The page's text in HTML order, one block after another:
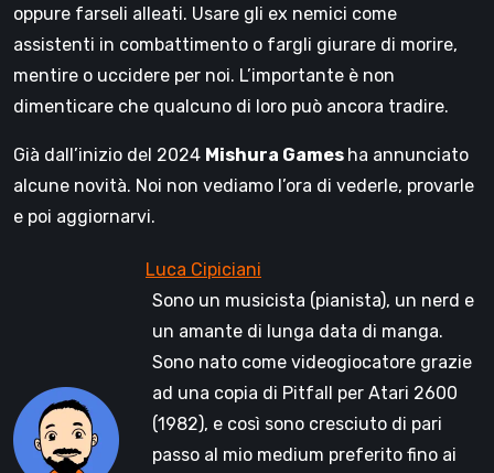
oppure farseli alleati. Usare gli ex nemici come
assistenti in combattimento o fargli giurare di morire,
mentire o uccidere per noi. L’importante è non
dimenticare che qualcuno di loro può ancora tradire.
Già dall’inizio del 2024 Mishura Games ha annunciato
alcune novità. Noi non vediamo l’ora di vederle, provarle
e poi aggiornarvi.
Sono un musicista (pianista), un nerd e
un amante di lunga data di manga.
Sono nato come videogiocatore grazie
ad una copia di Pitfall per Atari 2600
(1982), e così sono cresciuto di pari
passo al mio medium preferito fino ai